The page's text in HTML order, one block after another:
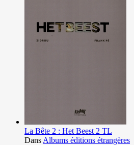
La Bête 2 : Het Beest 2 TL
Dans Albums éditions étrangères